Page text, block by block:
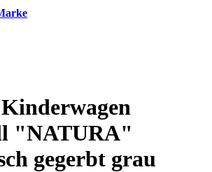
"NATURA"
gegerbt grau